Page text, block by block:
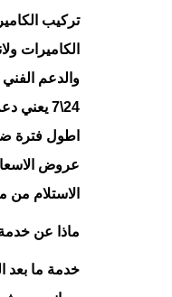
تركيب
الكاميرات
والدعم
24\7
اطول فترة
عروض
الاستلام من
ماذا عن خدمة
خدمة ما بعد